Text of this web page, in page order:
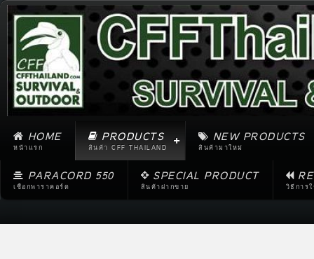
HOME
หน้าแรก
PRODUCTS
สินค้า CFF THAILAND
NEW PRODUCTS
สินค้ามาใหม่
PARACORD 550
เชือกพาราคอร์ด
SPECIAL PRODUCT
สินค้าฝากขาย วิธีการ